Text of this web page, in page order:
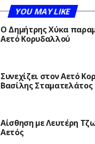
YOU MAY LIKE
O Δημήτρης Χύκα
Αετό Κορυδαλλού
Συνεχίζει στον Αετό
Βασίλης Σταματελάτος
Αίσθηση με Λευτέρη
Αετός